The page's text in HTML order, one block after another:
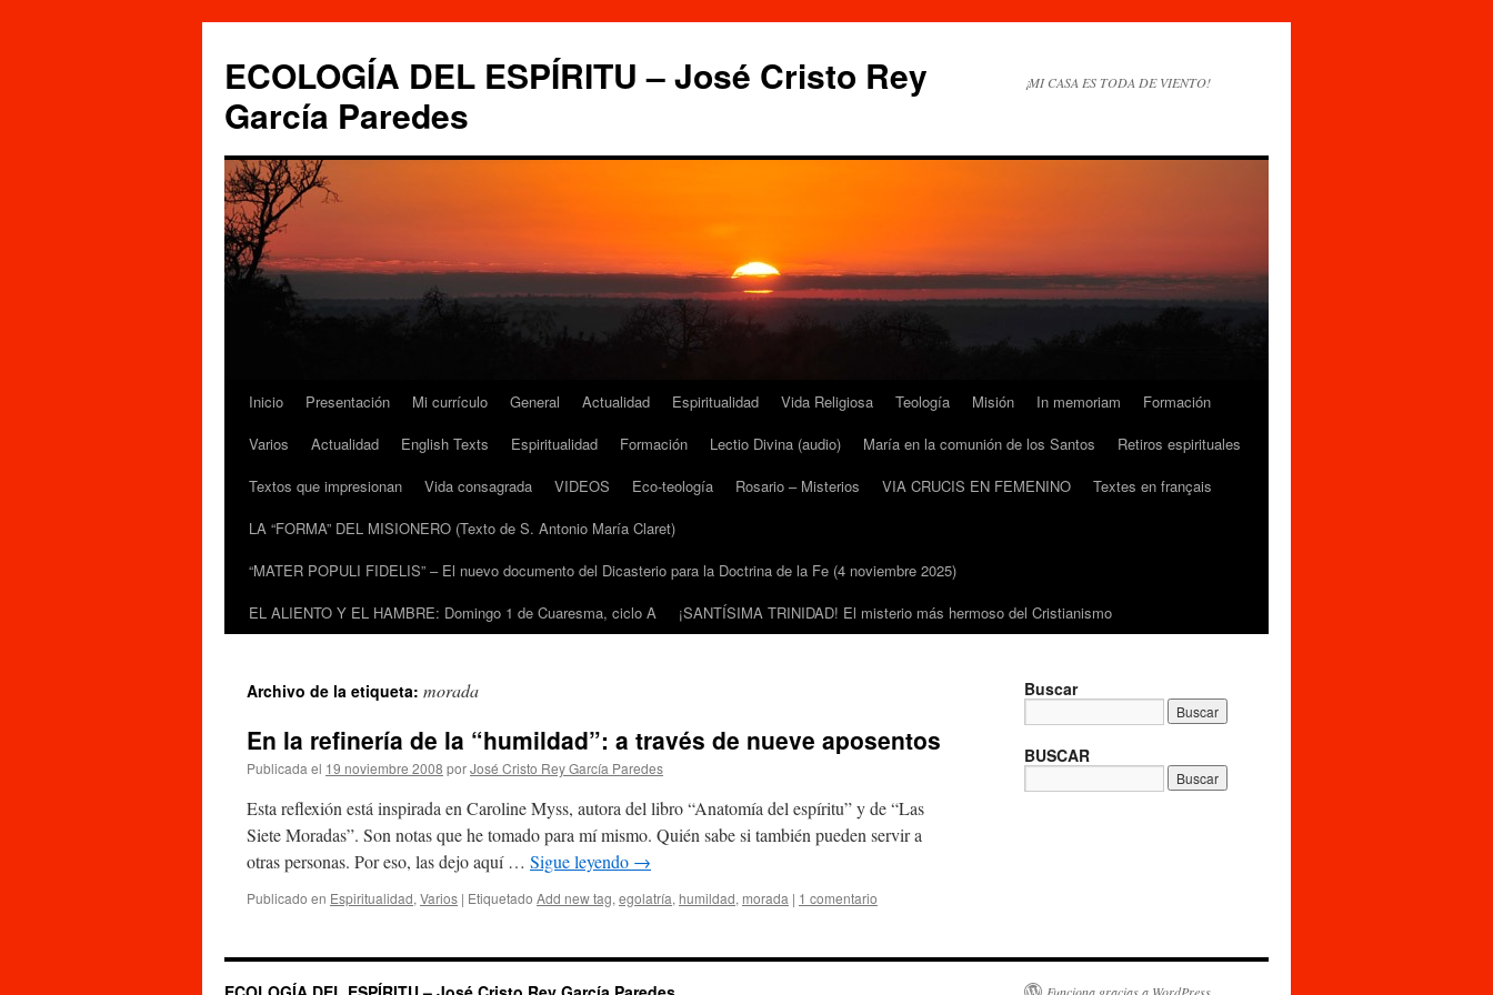
contenido
ECOLOGÍA DEL ESPÍRITU – José Cristo Rey
García Paredes
¡MI CASA ES TODA DE VIENTO!
Inicio Presentación Mi currículo General Actualidad Espiritualidad Vida Religiosa Teología Misión In memoriam
Formación
Varios
Actualidad English Texts Espiritualidad Formación Lectio Divina (audio) María en la comunión de los Santos
Retiros espirituales
Textos que impresionan
Vida consagrada VIDEOS Eco-teología Rosario – Misterios VIA CRUCIS EN FEMENINO
Textes en français
LA “FORMA” DEL MISIONERO (Texto de S. Antonio María Claret)
“MATER POPULI FIDELIS” – El nuevo documento del Dicasterio para la Doctrina de la Fe (4 noviembre 2025)
EL ALIENTO Y EL HAMBRE: Domingo 1 de Cuaresma, ciclo A
¡SANTÍSIMA TRINIDAD! El misterio más hermoso del Cristianismo
Archivo de la etiqueta: morada
En la refinería de la “humildad”: a través de nueve aposentos
Publicada el 19 noviembre 2008 porJosé Cristo Rey García Paredes
Esta reflexión está inspirada en Caroline Myss, autora del libro “Anatomía del espíritu” y de “Las
Siete Moradas”. Son notas que he tomado para mí mismo. Quién sabe si también pueden servir a
otras personas. Por eso, las dejo aquí … Sigue leyendo →
Publicado en Espiritualidad, Varios | Etiquetado Add new tag, egolatría, humildad, morada | 1 comentario
Buscar
BUSCAR